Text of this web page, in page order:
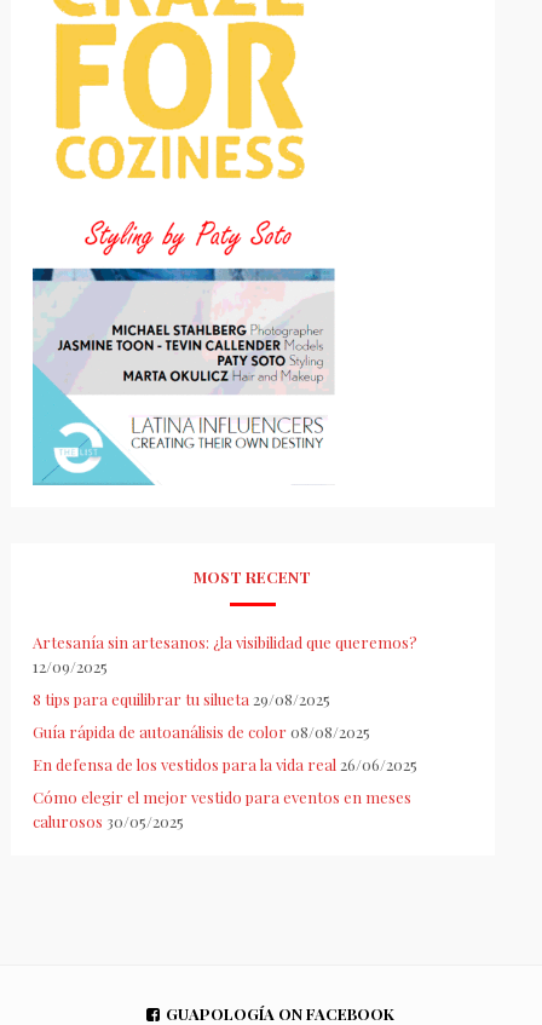
MOST RECENT
Artesanía sin artesanos: ¿la visibilidad que queremos?
12/09/2025
8 tips para equilibrar tu silueta 29/08/2025
Guía rápida de autoanálisis de color 08/08/2025
En defensa de los vestidos para la vida real 26/06/2025
Cómo elegir el mejor vestido para eventos en meses
calurosos 30/05/2025
GUAPOLOGÍA ON FACEBOOK